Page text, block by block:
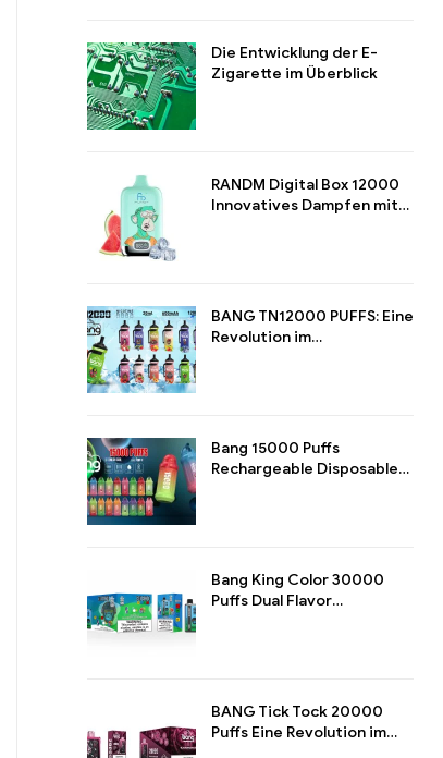
Die Entwicklung der E-
Zigarette im Überblick
RANDM Digital Box 12000
Innovatives Dampfen mit
BANG TN12000 PUFFS: Eine
Revolution im
Bang 15000 Puffs
Rechargeable Disposable
Bang King Color 30000
Puffs Dual Flavor
BANG Tick Tock 20000
Puffs Eine Revolution im